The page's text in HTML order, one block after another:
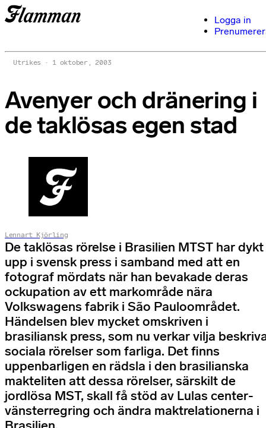
Logga in
Utrikes 1 oktober, 2003
Avenyer och dränering i
de taklösas egen stad
Lennart Kjörling
De taklösas rörelse i Brasilien MTST har dykt
upp i svensk press i samband med att en
fotograf mördats när han bevakade deras
ockupation av ett markområde nära
Volkswagens fabrik i São Pauloområdet.
Händelsen blev mycket omskriven i
brasiliansk press, som nu verkar vilja
sociala rörelser som farliga. Det finns
uppenbarligen en rädsla i den brasilianska
makteliten att dessa rörelser, särskilt de
jordlösa MST, skall få stöd av Lulas center-
vänsterregring och ändra maktrelationerna i